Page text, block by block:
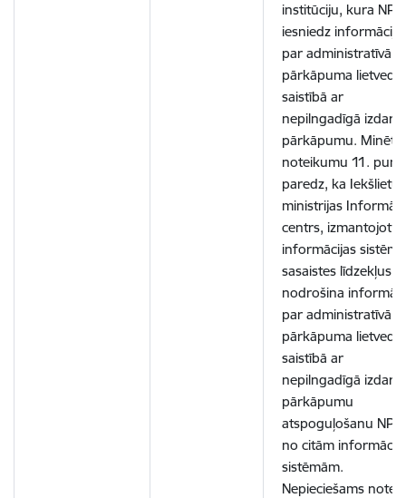
institūciju, kura
iesniedz informāciju
par administratīvā
pārkāpuma
saistībā ar
nepilngadīgā
pārkāpumu. Minēto
noteikumu 11.
paredz, ka Iekšlietu
ministrijas
centrs, izmantojot
informācijas sistēmu
sasaistes līdzekļus,
nodrošina
par administratīvā
pārkāpuma
saistībā ar
nepilngadīgā
pārkāpumu
atspoguļošanu
no citām
sistēmām.
Nepieciešams